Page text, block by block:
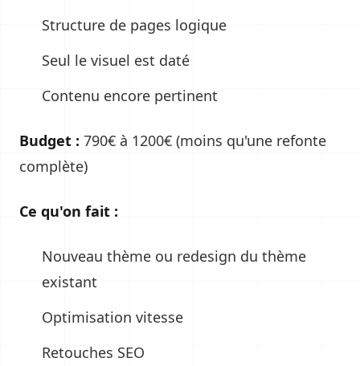
Structure de pages logique
Seul le visuel est daté
Contenu encore pertinent
Budget : 790€ à 1200€ (moins qu'une refonte
complète)
Ce qu'on fait :
Nouveau thème ou redesign du thème
existant
Optimisation vitesse
Retouches SEO